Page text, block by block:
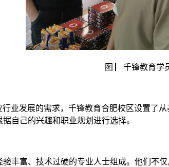
图 ▏千锋教育学员
发展的需求，千锋教育合肥校区设置了
自己的兴趣和职业规划进行选择。
富、技术过硬的专业人士组成。他们不